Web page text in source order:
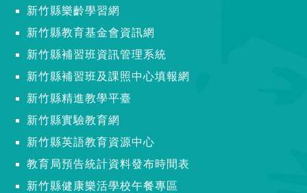
新竹縣樂齡學習網
新竹縣教育基金會資訊網
新竹縣補習班資訊管理系統
新竹縣補習班及課照中心填報網
新竹縣精進教學平臺
新竹縣實驗教育網
新竹縣英語教育資源中心
教育局預告統計資料發布時間表
新竹縣健康樂活學校午餐專區